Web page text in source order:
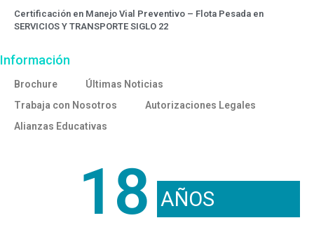
Certificación en Manejo Vial Preventivo – Flota Pesada en
SERVICIOS Y TRANSPORTE SIGLO 22
Información
Brochure
Últimas Noticias
Trabaja con Nosotros
Autorizaciones Legales
Alianzas Educativas
18 AÑOS